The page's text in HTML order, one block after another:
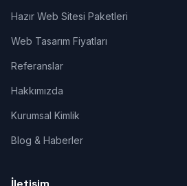
Hazır Web Sitesi Paketleri
Web Tasarım Fiyatları
Referanslar
Hakkımızda
Kurumsal Kimlik
Blog & Haberler